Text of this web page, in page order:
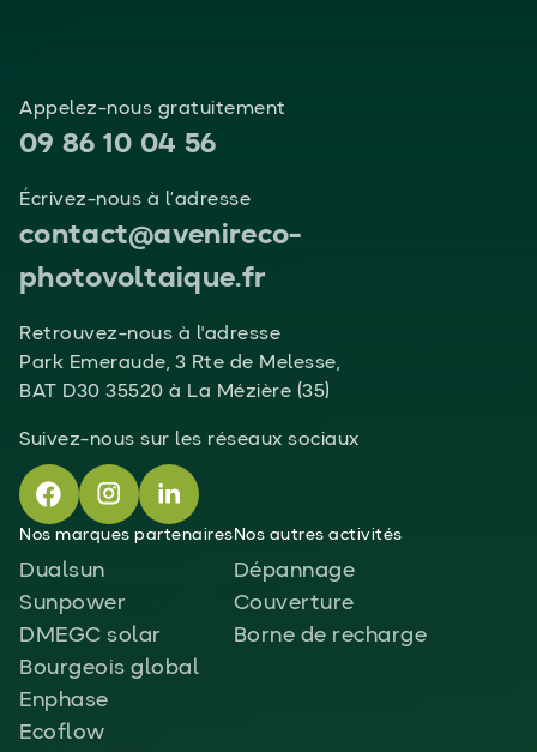
Appelez-nous gratuitement
09 86 10 04 56
Écrivez-nous à l’adresse
contact@avenireco-
photovoltaique.fr
Retrouvez-nous à l'adresse
Park Emeraude, 3 Rte de Melesse,
BAT D30 35520 à La Mézière (35)
Suivez-nous sur les réseaux sociaux
Nos marques partenaires
Dualsun
Sunpower
DMEGC solar
Bourgeois global
Enphase
Ecoflow
Nos autres activités
Dépannage
Couverture
Borne de recharge